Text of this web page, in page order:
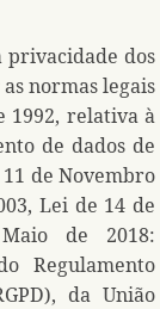
privacidade dos
normas legais
1992, relativa à
de dados de
de Novembro
Lei de 14 de
de 2018:
Regulamento
da União